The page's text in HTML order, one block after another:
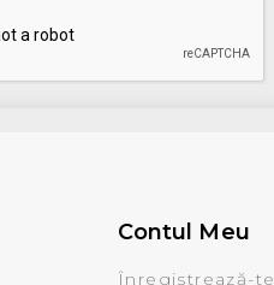
Contul Meu
Înregistrează-te